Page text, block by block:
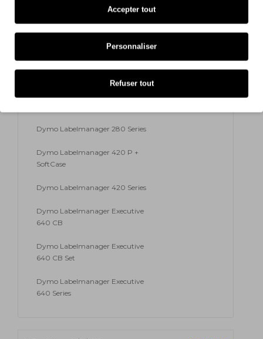
Dymo Mobile Labeler
Dymo Labelmanager 210 D +
Dymo Labelmanager 210 Series
Dymo Labelmanager 280 Series
Dymo Labelmanager 420 P +
SoftCase
Dymo Labelmanager 420 Series
Dymo Labelmanager Executive
640 CB
Dymo Labelmanager Executive
640 CB Set
Dymo Labelmanager Executive
640 Series
Accepter tout
Personnaliser
Refuser tout